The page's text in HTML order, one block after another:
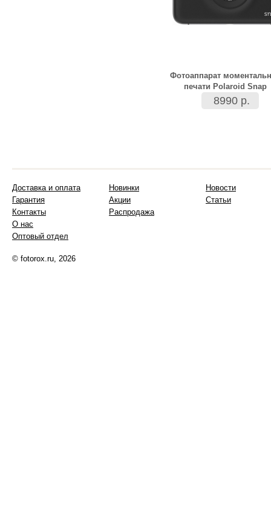
Фотоаппарат
печати Polaroid Snap
8990 р.
Доставка и оплата
Гарантия
Контакты
О нас
Оптовый отдел
Новинки
Акции
Распродажа
Новости
Статьи
© fotorox.ru, 2026